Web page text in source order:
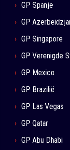
GP Spanje
GP
GP Singapore
GP Verenigde
GP Mexico
GP Brazilië
GP Las Vegas
GP Qatar
GP Abu Dhabi